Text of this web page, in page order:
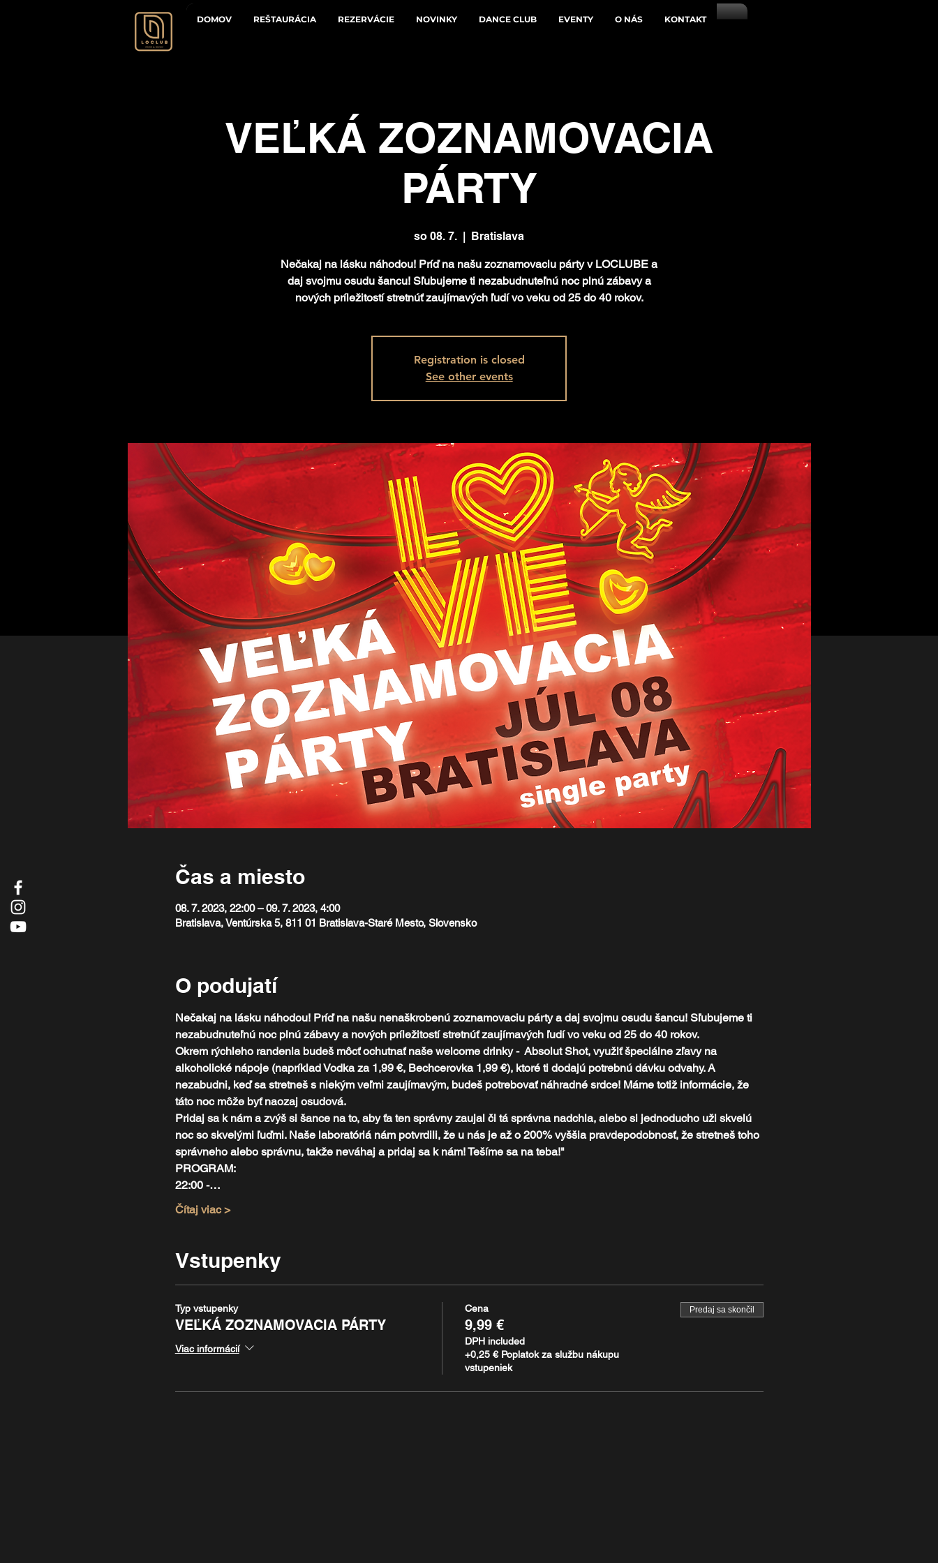
DOMOV REŠTAURÁCIA REZERVÁCIE NOVINKY DANCE CLUB EVENTY O NÁS KONTAKT
VEĽKÁ ZOZNAMOVACIA
PÁRTY
so 08. 7.
  |
Bratislava
Nečakaj na lásku náhodou! Príď na našu zoznamovaciu párty v LOCLUBE a
daj svojmu osudu šancu! Sľubujeme ti nezabudnuteľnú noc plnú zábavy a
nových príležitostí stretnúť zaujímavých ľudí vo veku od 25 do 40 rokov.
Registration is closed
See other events
Čas a miesto
08. 7. 2023, 22:00 – 09. 7. 2023, 4:00
Bratislava, Ventúrska 5, 811 01 Bratislava-Staré Mesto, Slovensko
O podujatí
Nečakaj na lásku náhodou! Príď na našu nenaškrobenú zoznamovaciu párty a daj svojmu osudu šancu! Sľubujeme ti
nezabudnuteľnú noc plnú zábavy a nových príležitostí stretnúť zaujímavých ľudí vo veku od 25 do 40 rokov.
Okrem rýchleho randenia budeš môcť ochutnať naše welcome drinky -  Absolut Shot, využiť špeciálne zľavy na
alkoholické nápoje (napríklad Vodka za 1,99 €, Bechcerovka 1,99 €), ktoré ti dodajú potrebnú dávku odvahy. A
nezabudni, keď sa stretneš s niekým veľmi zaujímavým, budeš potrebovať náhradné srdce! Máme totiž informácie, že
táto noc môže byť naozaj osudová.
Pridaj sa k nám a zvýš si šance na to, aby ťa ten správny zaujal či tá správna nadchla, alebo si jednoducho uži skvelú
noc so skvelými ľuďmi. Naše laboratóriá nám potvrdili, že u nás je až o 200% vyššia pravdepodobnosť, že stretneš toho
správneho alebo správnu, takže neváhaj a pridaj sa k nám! Tešíme sa na teba!"
PROGRAM:
22:00 -…
Čítaj viac >
Vstupenky
Typ vstupenky
VEĽKÁ ZOZNAMOVACIA PÁRTY
Viac informácií
Cena
9,99 €
DPH included
+0,25 € Poplatok za službu nákupu
vstupeniek
Predaj sa skončil